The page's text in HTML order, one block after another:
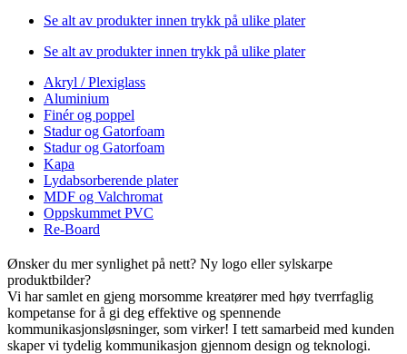
Se alt av produkter innen trykk på ulike plater
Se alt av produkter innen trykk på ulike plater
Akryl / Plexiglass
Aluminium
Finér og poppel
Stadur og Gatorfoam
Stadur og Gatorfoam
Kapa
Lydabsorberende plater
MDF og Valchromat
Oppskummet PVC
Re-Board
Ønsker du mer synlighet på nett? Ny logo eller sylskarpe
produktbilder?
Vi har samlet en gjeng morsomme kreatører med høy tverrfaglig
kompetanse for å gi deg effektive og spennende
kommunikasjonsløsninger, som virker! I tett samarbeid med kunden
skaper vi tydelig kommunikasjon gjennom design og teknologi.